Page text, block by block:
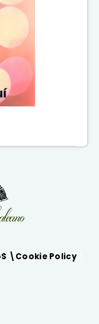
\ Cookie Policy\